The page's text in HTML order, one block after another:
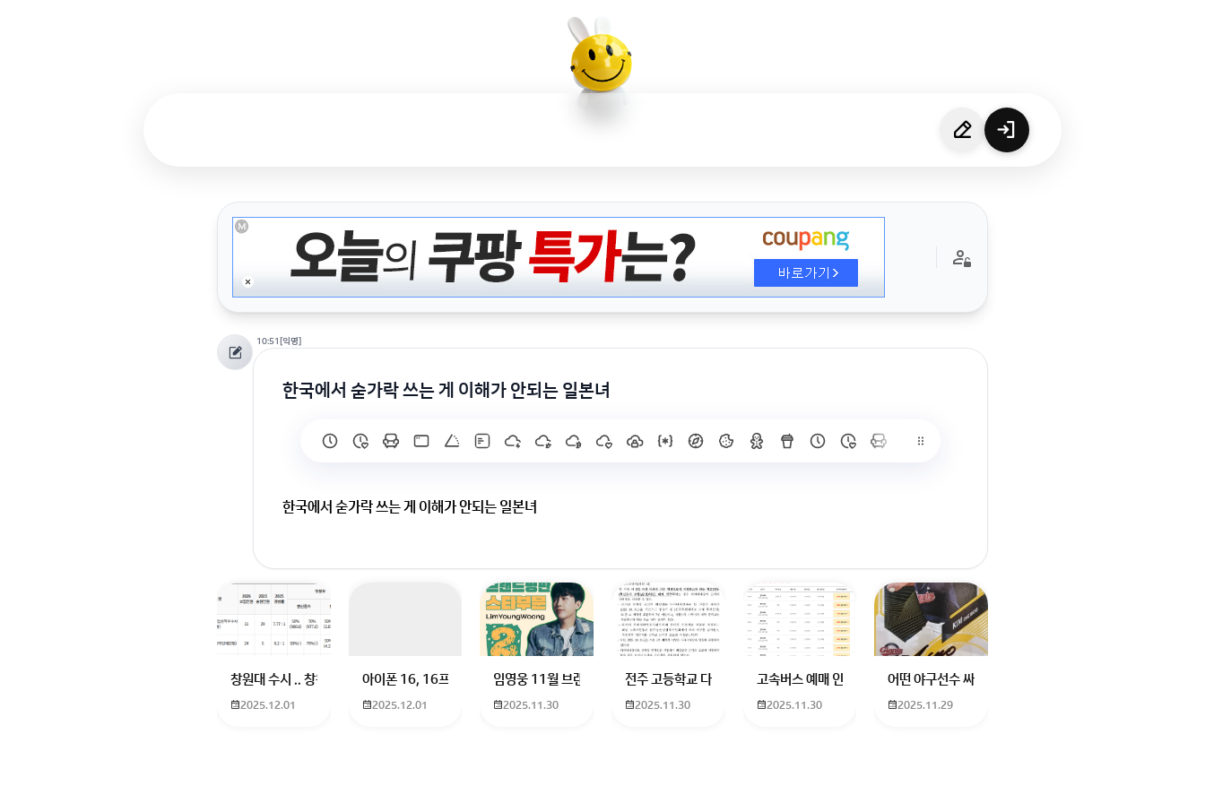
10:51[익명]
한국에서 숟가락 쓰는 게 이해가 안되는 일본녀
한국에서 숟가락 쓰는 게 이해가 안되는 일본녀
회원가입 혹은 광고 [X]를 누르면 내용이 보입니다
창원대 수시 .. 창원대를 목표로 하고 있는 09년생입니다 지금 제 내신이 5등급제 기준으로
2025.12.01
아이폰 16, 16프로 케이스 호환 가능한가요? 16을 쓰고 있는데 일반형은 케이스가 많이 없고 프로형은 많아서
2025.12.01
임영웅 11월 브랜드평판 순위 알고싶어요 임영웅 11월 브랜드평판에서 스타부문에서의 임영웅 순위 알고싶어요
2025.11.30
전주 고등학교 다자녀 제가 2027학년도 고등학교 입학생인데요 지망하는 학교가 전주 한일고인데 1. 다자녀
2025.11.30
고속버스 예매 인천공항에서 대전으로 가는 버스를 이용하려하는데 버스 노선이 인천
2025.11.30
어떤 야구선수 싸인일까요? 제가 옛날에 롯데 자이언츠 선수
2025.11.29